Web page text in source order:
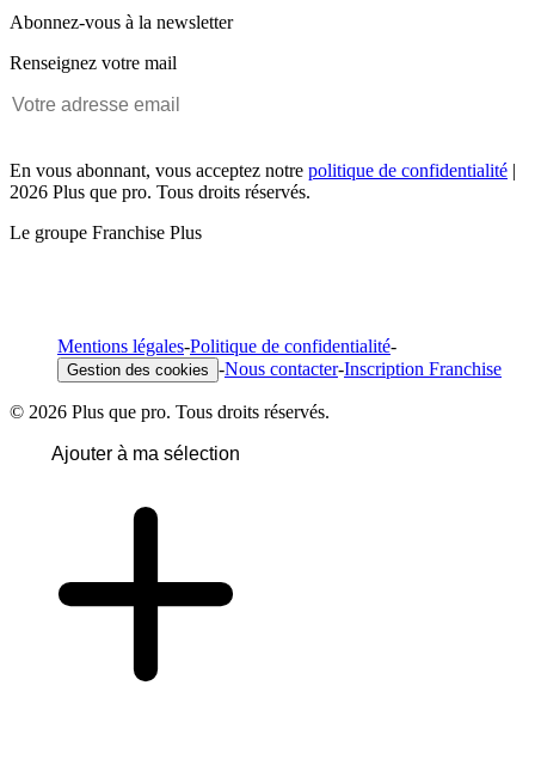
Abonnez-vous à la newsletter
Renseignez votre mail
En vous abonnant, vous acceptez notre politique de confidentialité |
2026 Plus que pro. Tous droits réservés.
Le groupe Franchise Plus
Mentions légales-Politique de confidentialité-
Gestion des cookies -Nous contacter-Inscription Franchise
© 2026 Plus que pro. Tous droits réservés.
Ajouter à ma sélection